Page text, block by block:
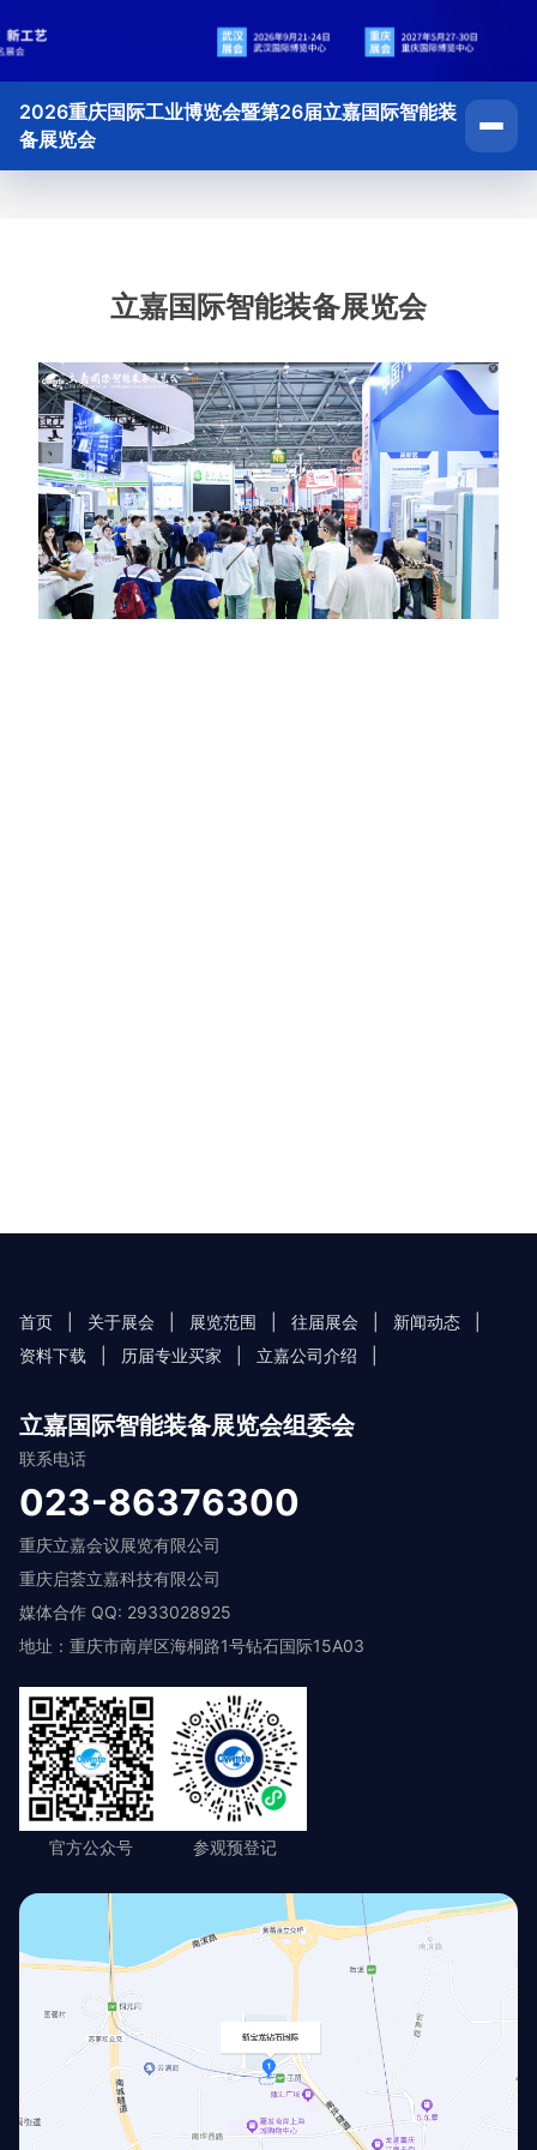
2026重庆国际工业博览会暨第26届立嘉国际智能装
备展览会
立嘉国际智能装备展览会
首页 关于展会 展览范围 往届展会 新闻动态
资料下载
历届专业买家 立嘉公司介绍
立嘉国际智能装备展览会组委会
联系电话
023-86376300
重庆立嘉会议展览有限公司
重庆启荟立嘉科技有限公司
媒体合作 QQ: 2933028925
地址：重庆市南岸区海桐路1号钻石国际15A03
官方公众号 参观预登记